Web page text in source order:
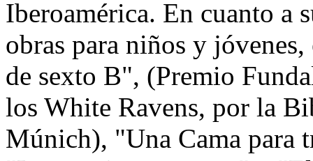
Iberoamérica. En cuanto a
obras para niños y
de sexto B", (Premio
los White Ravens, por la
Múnich), "Una Cama para